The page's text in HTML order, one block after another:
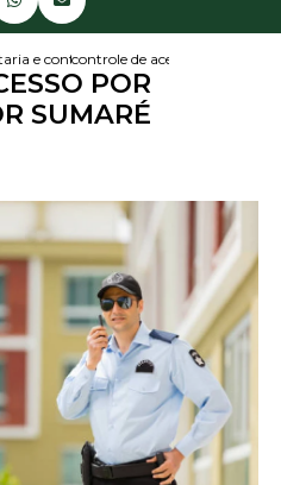
e controle de acesso
controle de acesso por
POR
SUMARÉ